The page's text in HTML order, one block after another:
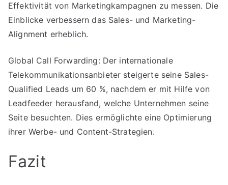
Effektivität von Marketingkampagnen zu messen. Die
Einblicke verbessern das Sales- und Marketing-
Alignment erheblich.
Global Call Forwarding: Der internationale
Telekommunikationsanbieter steigerte seine Sales-
Qualified Leads um 60 %, nachdem er mit Hilfe von
Leadfeeder herausfand, welche Unternehmen seine
Seite besuchten. Dies ermöglichte eine Optimierung
ihrer Werbe- und Content-Strategien.
Fazit